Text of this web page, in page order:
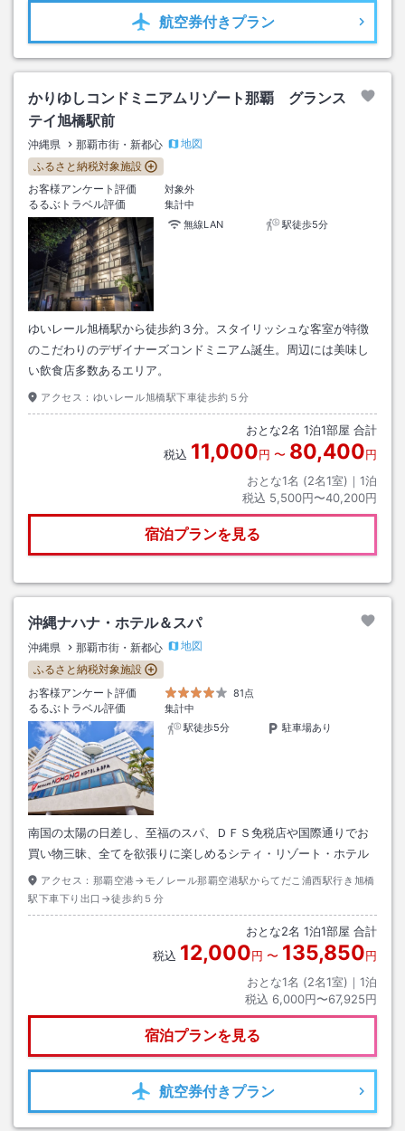
航空券付きプラン
かりゆしコンドミニアムリゾート那覇 グランス
テイ旭橋駅前
沖縄県 那覇市街・新都心
地図
ふるさと納税対象施設
お客様アンケート評価
対象外
るるぶトラベル評価
集計中
無線LAN
駅徒歩5分
ゆいレール旭橋駅から徒歩約３分。スタイリッシュな客室が特徴
のこだわりのデザイナーズコンドミニアム誕生。周辺には美味し
い飲食店多数あるエリア。
アクセス： ゆいレール旭橋駅下車徒歩約５分
おとな2名 1泊1部屋 合計
税込 11,000円 〜 80,400円
おとな1名 (2名1室)｜ 1泊
税込 5,500円〜40,200円
宿泊プランを見る
沖縄ナハナ・ホテル＆スパ
沖縄県 那覇市街・新都心
地図
ふるさと納税対象施設
お客様アンケート評価
81点
るるぶトラベル評価
集計中
駅徒歩5分
駐車場あり
南国の太陽の日差し、至福のスパ、ＤＦＳ免税店や国際通りでお
買い物三昧、全てを欲張りに楽しめるシティ・リゾート・ホテル
アクセス： 那覇空港→モノレール那覇空港駅からてだこ浦西駅行き旭橋
駅下車下り出口→徒歩約５分
おとな2名 1泊1部屋 合計
税込 12,000円 〜 135,850円
おとな1名 (2名1室)｜ 1泊
税込 6,000円〜67,925円
宿泊プランを見る
航空券付きプラン